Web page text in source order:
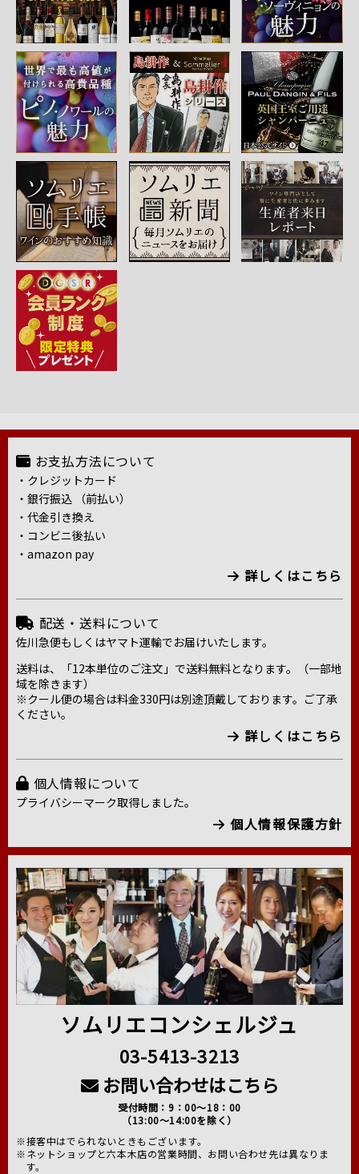
お支払方法について
・クレジットカード
・銀行振込 （前払い）
・代金引き換え
・コンビニ後払い
・amazon pay
詳しくはこちら
配送・送料について
佐川急便もしくはヤマト運輸でお届けいたします。
送料は、「12本単位のご注文」で送料無料となります。（一部地
域を除きます）
※クール便の場合は料金330円は別途頂戴しております。ご了承
ください。
詳しくはこちら
個人情報について
プライバシーマーク取得しました。
個人情報保護方針
ソムリエコンシェルジュ
03-5413-3213
お問い合わせはこちら
受付時間：9：00～18：00
（13:00～14:00を除く）
※接客中はでられないときもございます。
※ネットショップと六本木店の営業時間、お問い合わせ先は異なりま
す。